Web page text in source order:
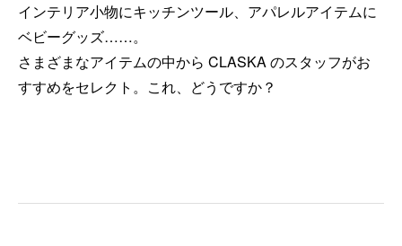
インテリア小物にキッチンツール、アパレルアイテムに
ベビーグッズ……。
さまざまなアイテムの中から CLASKA のスタッフがお
すすめをセレクト。これ、どうですか？